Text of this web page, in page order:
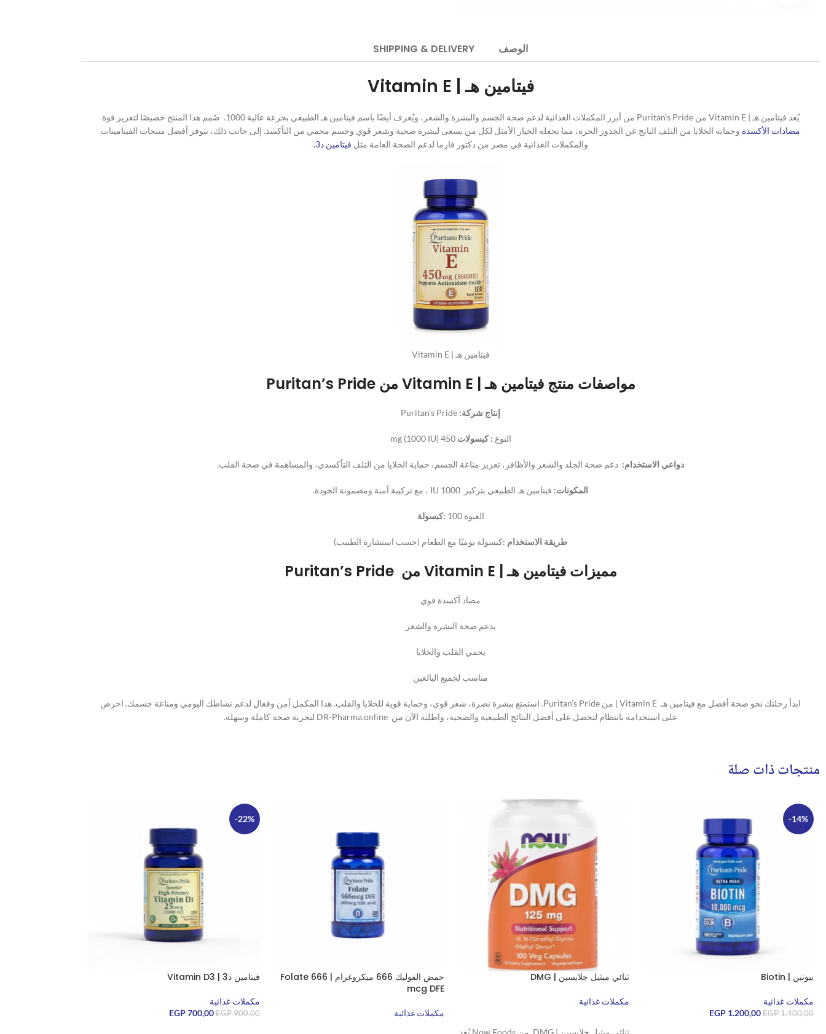
الوصف SHIPPING & DELIVERY
فيتامين هـ | Vitamin E
يُعد فيتامين هـ | Vitamin E من Puritan’s Pride من أبرز المكملات الغذائية لدعم صحة الجسم والبشرة والشعر، ويُعرف أيضًا باسم فيتامين هـ الطبيعي بجرعة عالية 1000. صُمم هذا المنتج خصيصًا لتعزيز قوة
مضادات الأكسدة وحماية الخلايا من التلف الناتج عن الجذور الحرة، مما يجعله الخيار الأمثل لكل من يسعى لبشرة صحية وشعر قوي وجسم محمي من التأكسد. إلى جانب ذلك، تتوفر أفضل منتجات الفيتامينات
والمكملات الغذائية في مصر من دكتور فارما لدعم الصحة العامة مثل فيتامين د3.
فيتامين هـ | Vitamin E
مواصفات منتج فيتامين هـ | Vitamin E من Puritan’s Pride
إنتاج شركة:
النوع : كبسولات 450 mg (1000 IU)
دواعي الاستخدام: دعم صحة الجلد والشعر والأظافر، تعزيز مناعة الجسم، حماية الخلايا من التلف التأكسدي، والمساهمة في صحة القلب.
المكونات: فيتامين هـ الطبيعي بتركيز IU 1000 ، مع تركيبة آمنة ومضمونة الجودة.
العبوة 100 :كبسولة
طريقة الاستخدام :كبسولة يوميًا مع الطعام (حسب استشارة الطبيب)
مميزات فيتامين هـ | Vitamin E من Puritan’s Pride
مضاد أكسدة قوي
يدعم صحة البشرة والشعر
يحمي القلب والخلايا
مناسب لجميع البالغين
ابدأ رحلتك نحو صحة أفضل مع فيتامين هـ Vitamin E | من Puritan’s Pride. استمتع ببشرة نضرة، شعر قوي، وحماية قوية للخلايا والقلب. هذا المكمل آمن وفعال لدعم نشاطك اليومي ومناعة جسمك. احرص
على استخدامه بانتظام لتحصل على أفضل النتائج الطبيعية والصحية، واطلبه الآن من DR-Pharma.online لتجربة صحة كاملة وسهلة.
منتجات ذات صلة
-14%
بيوتين | Biotin
مكملات غذائية
EGP1.400,00
EGP 1.200,00
ثنائي ميثيل جلايسين | DMG
مكملات غذائية
حمض الفوليك 666 ميكروغرام | Folate 666
mcg DFE
مكملات غذائية
-22%
فيتامين د3 | Vitamin D3
مكملات غذائية
EGP900,00
EGP700,00